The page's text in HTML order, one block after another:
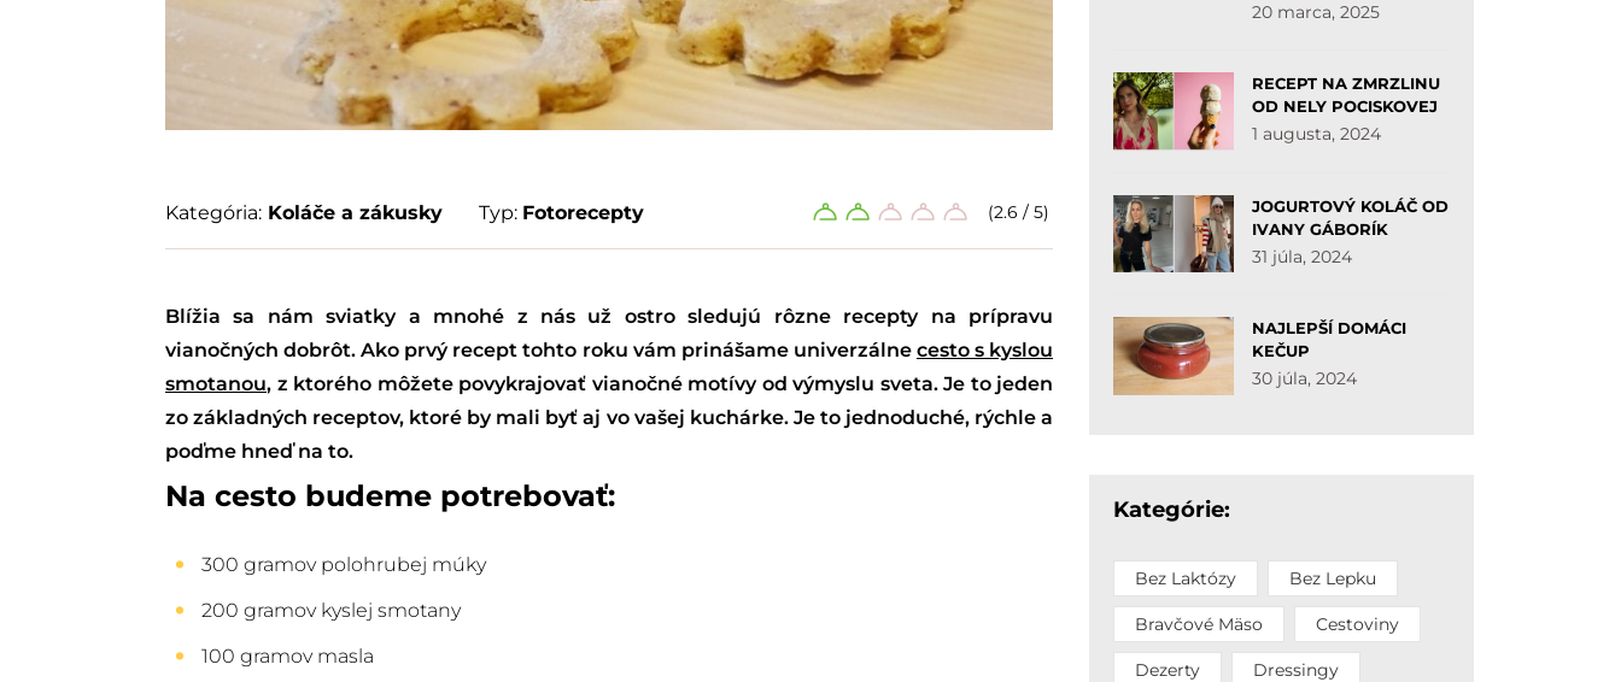
(2.6 / 5)
Kategória: Koláče a zákusky Typ: Fotorecepty
Blížia sa nám sviatky a mnohé z nás už ostro sledujú rôzne recepty na prípravu
vianočných dobrôt. Ako prvý recept tohto roku vám prinášame univerzálne cesto s kyslou
smotanou, z ktorého môžete povykrajovať vianočné motívy od výmyslu sveta. Je to jeden
zo základných receptov, ktoré by mali byť aj vo vašej kuchárke. Je to jednoduché, rýchle a
poďme hneď na to.
Na cesto budeme potrebovať:
300 gramov polohrubej múky
200 gramov kyslej smotany
100 gramov masla
20 marca, 2025
RECEPT NA ZMRZLINU
OD NELY POCISKOVEJ
1 augusta, 2024
JOGURTOVÝ KOLÁČ OD
IVANY GÁBORÍK
31 júla, 2024
NAJLEPŠÍ DOMÁCI
KEČUP
30 júla, 2024
Kategórie:
Bez Laktózy Bez Lepku
Bravčové Mäso Cestoviny
Dezerty Dressingy